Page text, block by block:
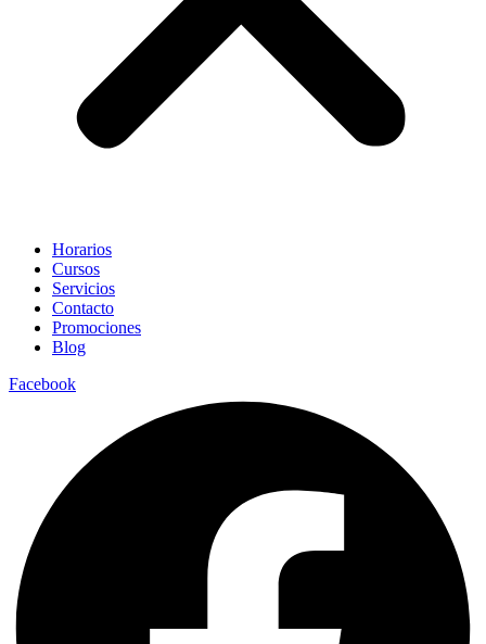
Horarios
Cursos
Servicios
Contacto
Promociones
Blog
Facebook